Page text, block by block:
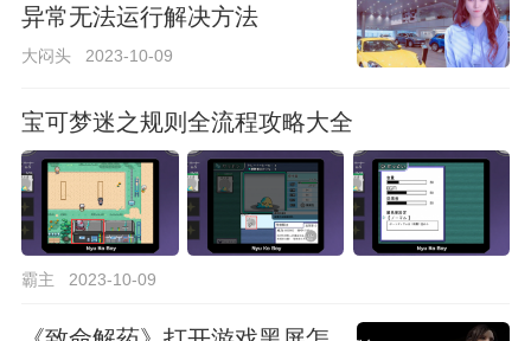
异常无法运行解决方法
大闷头 2023-10-09
宝可梦迷之规则全流程攻略大全
霸主 2023-10-09